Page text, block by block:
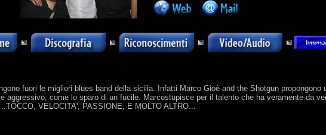
fuori le migliori blues band della sicilia. Infatti Marco Gioè and the Shotgun propongono
aggressivo, come lo sparo di un fucile. Marcostupisce per il talento che ha veramente da
VELOCITA', PASSIONE, E MOLTO ALTRO...